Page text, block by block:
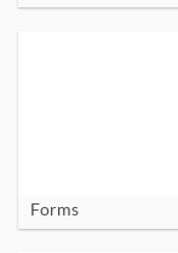
Forms